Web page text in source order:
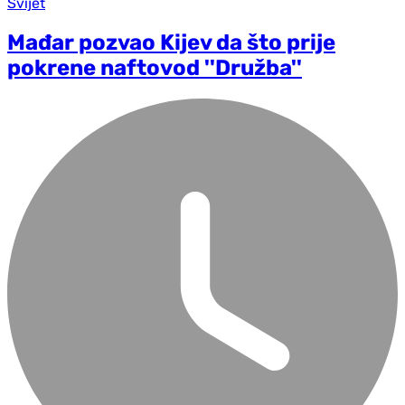
Svijet
Mađar pozvao Kijev da što prije
pokrene naftovod ''Družba''